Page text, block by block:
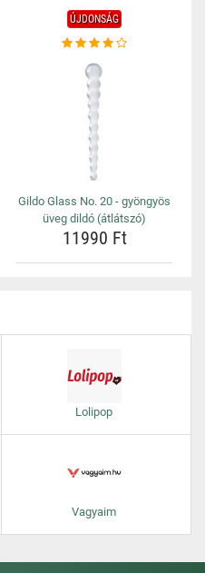
ÚJDONSÁG
Gildo Glass No. 20 - gyöngyös
üveg dildó (átlátszó)
11990 Ft
Lolipop
Vagyaim